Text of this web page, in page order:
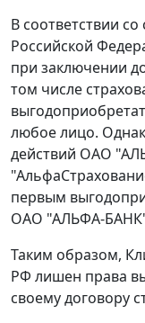
В соответствии со
Российской
при заключении
том числе
любое лицо.
действий ОАО
первым
ОАО "АЛЬФА-
Таким образом,
РФ лишен права
своему договору